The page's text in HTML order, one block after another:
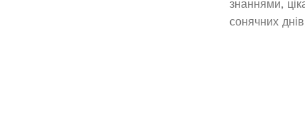
знаннями,
сонячних